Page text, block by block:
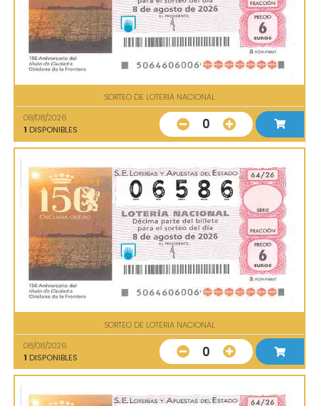
SORTEO DE LOTERIA NACIONAL
08/08/2026
1 DISPONIBLES 0
SORTEO DE LOTERIA NACIONAL
08/08/2026
1 DISPONIBLES 0